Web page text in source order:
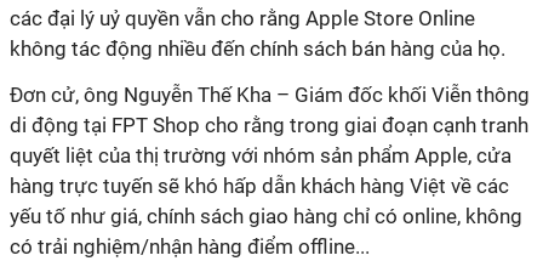
các đại lý uỷ quyền vẫn cho rằng Apple Store Online
không tác động nhiều đến chính sách bán hàng của họ.
Đơn cử, ông Nguyễn Thế Kha – Giám đốc khối Viễn thông
di động tại FPT Shop cho rằng trong giai đoạn cạnh tranh
quyết liệt của thị trường với nhóm sản phẩm Apple, cửa
hàng trực tuyến sẽ khó hấp dẫn khách hàng Việt về các
yếu tố như giá, chính sách giao hàng chỉ có online, không
có trải nghiệm/nhận hàng điểm offline...